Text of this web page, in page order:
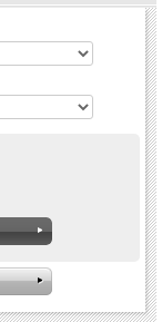
されています。
ナップがあります。
トしやすい目盛り付き
下さい。